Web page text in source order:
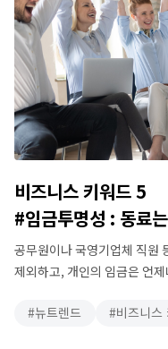
뉴트렌드 비즈니스
비즈니스 키워드 5
#임금투명성 : 동료
공무원이나 국영기업체 직원
제외하고, 개인의 임금은 언
반대로, 임금을 모두 공개하